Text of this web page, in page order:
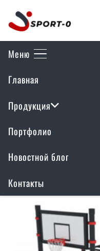
Меню
Главная
Продукция
Портфолио
Новостной блог
Контакты
Воркаут
РР-018
Отображение